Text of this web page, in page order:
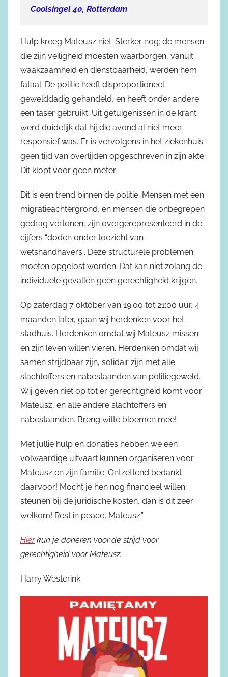
Coolsingel 40, Rotterdam
Hulp kreeg Mateusz niet. Sterker nog: de mensen
die zijn veiligheid moesten waarborgen, vanuit
waakzaamheid en dienstbaarheid, werden hem
fataal. De politie heeft disproportioneel
gewelddadig gehandeld, en heeft onder andere
een taser gebruikt. Uit getuigenissen in de krant
werd duidelijk dat hij die avond al niet meer
responsief was. Er is vervolgens in het ziekenhuis
geen tijd van overlijden opgeschreven in zijn akte.
Dit klopt voor geen meter.
Dit is een trend binnen de politie. Mensen met een
migratieachtergrond, en mensen die onbegrepen
gedrag vertonen, zijn overgerepresenteerd in de
cijfers “doden onder toezicht van
wetshandhavers”. Deze structurele problemen
moeten opgelost worden. Dat kan niet zolang de
individuele gevallen geen gerechtigheid krijgen.
Op zaterdag 7 oktober van 19:00 tot 21:00 uur, 4
maanden later, gaan wij herdenken voor het
stadhuis. Herdenken omdat wij Mateusz missen
en zijn leven willen vieren. Herdenken omdat wij
samen strijdbaar zijn, solidair zijn met alle
slachtoffers en nabestaanden van politiegeweld.
Wij geven niet op tot er gerechtigheid komt voor
Mateusz, en alle andere slachtoffers en
nabestaanden. Breng witte bloemen mee!
Met jullie hulp en donaties hebben we een
volwaardige uitvaart kunnen organiseren voor
Mateusz en zijn familie. Ontzettend bedankt
daarvoor! Mocht je hen nog financieel willen
steunen bij de juridische kosten, dan is dit zeer
welkom! Rest in peace, Mateusz.”
Hierkun je doneren voor de strijd voor
gerechtigheid voor Mateusz.
Harry Westerink